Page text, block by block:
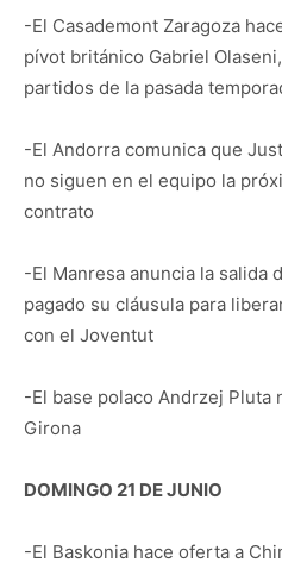
-El Casademont Zaragoza
pívot británico Gabriel
partidos de la pasada
-El Andorra comunica que
no siguen en el equipo la
contrato
-El Manresa anuncia la salida
pagado su cláusula para
con el Joventut
-El base polaco Andrzej Pluta
Girona
DOMINGO 21 DE JUNIO
-El Baskonia hace oferta a